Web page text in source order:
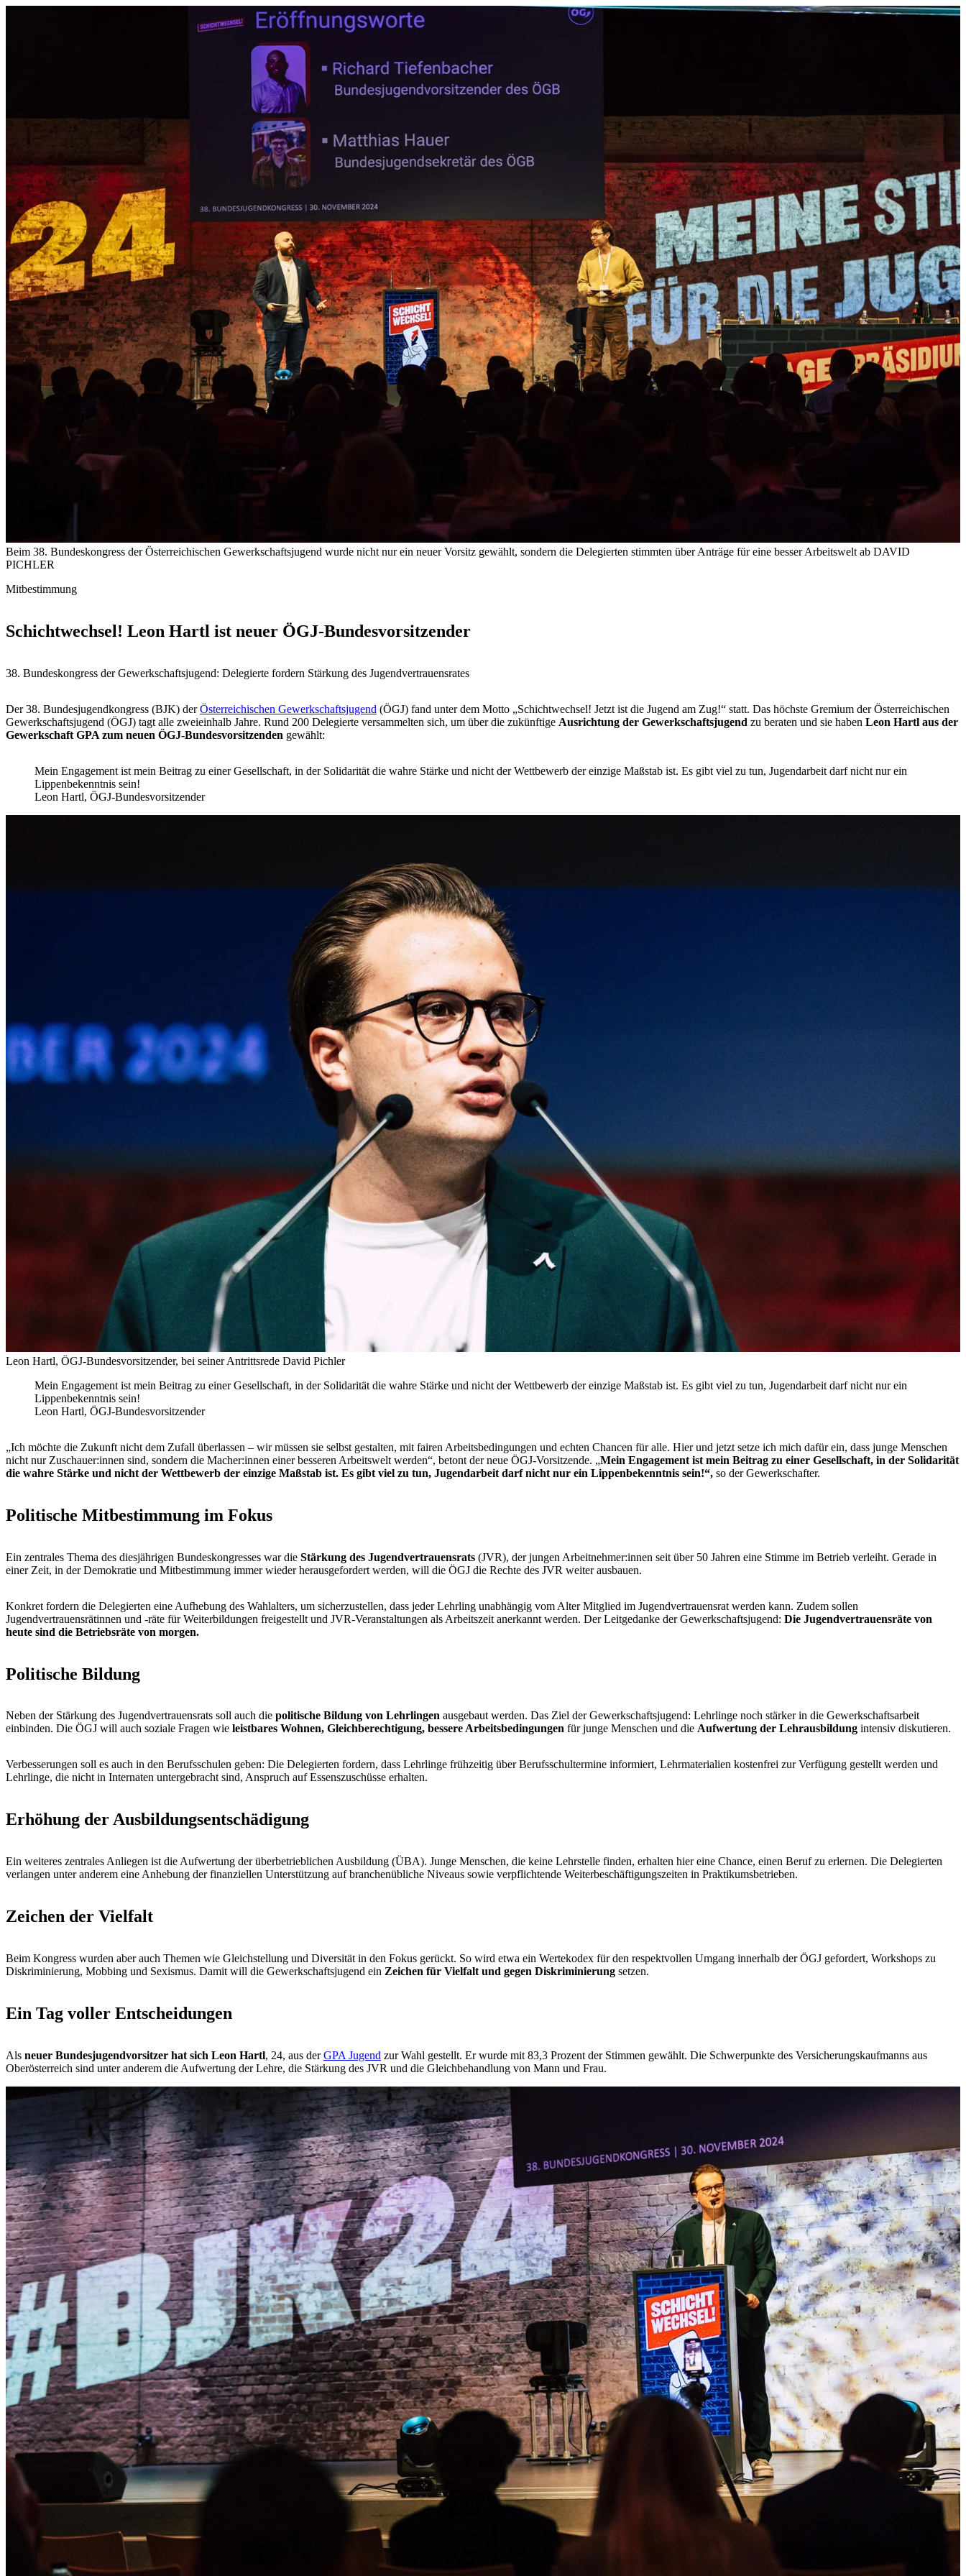
Beim 38. Bundeskongress der Österreichischen Gewerkschaftsjugend wurde nicht nur ein neuer Vorsitz gewählt, sondern die Delegierten stimmten über Anträge für eine besser Arbeitswelt ab DAVID
PICHLER
Mitbestimmung
Schichtwechsel! Leon Hartl ist neuer ÖGJ-Bundesvorsitzender
38. Bundeskongress der Gewerkschaftsjugend: Delegierte fordern Stärkung des Jugendvertrauensrates
Der 38. Bundesjugendkongress (BJK) derÖsterreichischen Gewerkschaftsjugend (ÖGJ) fand unter dem Motto „Schichtwechsel! Jetzt ist die Jugend am Zug!“ statt. Das höchste Gremium der Österreichischen
Gewerkschaftsjugend (ÖGJ) tagt alle zweieinhalb Jahre. Rund 200 Delegierte versammelten sich, um über die zukünftige Ausrichtung der Gewerkschaftsjugend zu beraten und sie haben Leon Hartl aus der
Gewerkschaft GPA zum neuen ÖGJ-Bundesvorsitzenden gewählt:
Mein Engagement ist mein Beitrag zu einer Gesellschaft, in der Solidarität die wahre Stärke und nicht der Wettbewerb der einzige Maßstab ist. Es gibt viel zu tun, Jugendarbeit darf nicht nur ein
Lippenbekenntnis sein!
Leon Hartl, ÖGJ-Bundesvorsitzender
Leon Hartl, ÖGJ-Bundesvorsitzender, bei seiner Antrittsrede David Pichler
Mein Engagement ist mein Beitrag zu einer Gesellschaft, in der Solidarität die wahre Stärke und nicht der Wettbewerb der einzige Maßstab ist. Es gibt viel zu tun, Jugendarbeit darf nicht nur ein
Lippenbekenntnis sein!
Leon Hartl, ÖGJ-Bundesvorsitzender
„Ich möchte die Zukunft nicht dem Zufall überlassen – wir müssen sie selbst gestalten, mit fairen Arbeitsbedingungen und echten Chancen für alle. Hier und jetzt setze ich mich dafür ein, dass junge Menschen
nicht nur Zuschauer:innen sind, sondern die Macher:innen einer besseren Arbeitswelt werden“, betont der neue ÖGJ-Vorsitzende. „Mein Engagement ist mein Beitrag zu einer Gesellschaft, in der Solidarität
die wahre Stärke und nicht der Wettbewerb der einzige Maßstab ist. Es gibt viel zu tun, Jugendarbeit darf nicht nur ein Lippenbekenntnis sein!“, so der Gewerkschafter.
Politische Mitbestimmung im Fokus
Ein zentrales Thema des diesjährigen Bundeskongresses war die Stärkung des Jugendvertrauensrats (JVR), der jungen Arbeitnehmer:innen seit über 50 Jahren eine Stimme im Betrieb verleiht. Gerade in
einer Zeit, in der Demokratie und Mitbestimmung immer wieder herausgefordert werden, will die ÖGJ die Rechte des JVR weiter ausbauen.
Konkret fordern die Delegierten eine Aufhebung des Wahlalters, um sicherzustellen, dass jeder Lehrling unabhängig vom Alter Mitglied im Jugendvertrauensrat werden kann. Zudem sollen
Jugendvertrauensrätinnen und -räte für Weiterbildungen freigestellt und JVR-Veranstaltungen als Arbeitszeit anerkannt werden. Der Leitgedanke der Gewerkschaftsjugend: Die Jugendvertrauensräte von
heute sind die Betriebsräte von morgen.
Politische Bildung
Neben der Stärkung des Jugendvertrauensrats soll auch die politische Bildung von Lehrlingen ausgebaut werden. Das Ziel der Gewerkschaftsjugend: Lehrlinge noch stärker in die Gewerkschaftsarbeit
einbinden. Die ÖGJ will auch soziale Fragen wie leistbares Wohnen, Gleichberechtigung, bessere Arbeitsbedingungen für junge Menschen und die Aufwertung der Lehrausbildung intensiv diskutieren.
Verbesserungen soll es auch in den Berufsschulen geben: Die Delegierten fordern, dass Lehrlinge frühzeitig über Berufsschultermine informiert, Lehrmaterialien kostenfrei zur Verfügung gestellt werden und
Lehrlinge, die nicht in Internaten untergebracht sind, Anspruch auf Essenszuschüsse erhalten.
Erhöhung der Ausbildungsentschädigung
Ein weiteres zentrales Anliegen ist die Aufwertung der überbetrieblichen Ausbildung (ÜBA). Junge Menschen, die keine Lehrstelle finden, erhalten hier eine Chance, einen Beruf zu erlernen. Die Delegierten
verlangen unter anderem eine Anhebung der finanziellen Unterstützung auf branchenübliche Niveaus sowie verpflichtende Weiterbeschäftigungszeiten in Praktikumsbetrieben.
Zeichen der Vielfalt
Beim Kongress wurden aber auch Themen wie Gleichstellung und Diversität in den Fokus gerückt. So wird etwa ein Wertekodex für den respektvollen Umgang innerhalb der ÖGJ gefordert, Workshops zu
Diskriminierung, Mobbing und Sexismus. Damit will die Gewerkschaftsjugend ein Zeichen für Vielfalt und gegen Diskriminierung setzen.
Ein Tag voller Entscheidungen
Als neuer Bundesjugendvorsitzer hat sich Leon Hartl, 24, aus derGPA Jugend zur Wahl gestellt. Er wurde mit 83,3 Prozent der Stimmen gewählt. Die Schwerpunkte des Versicherungskaufmanns aus
Oberösterreich sind unter anderem die Aufwertung der Lehre, die Stärkung des JVR und die Gleichbehandlung von Mann und Frau.